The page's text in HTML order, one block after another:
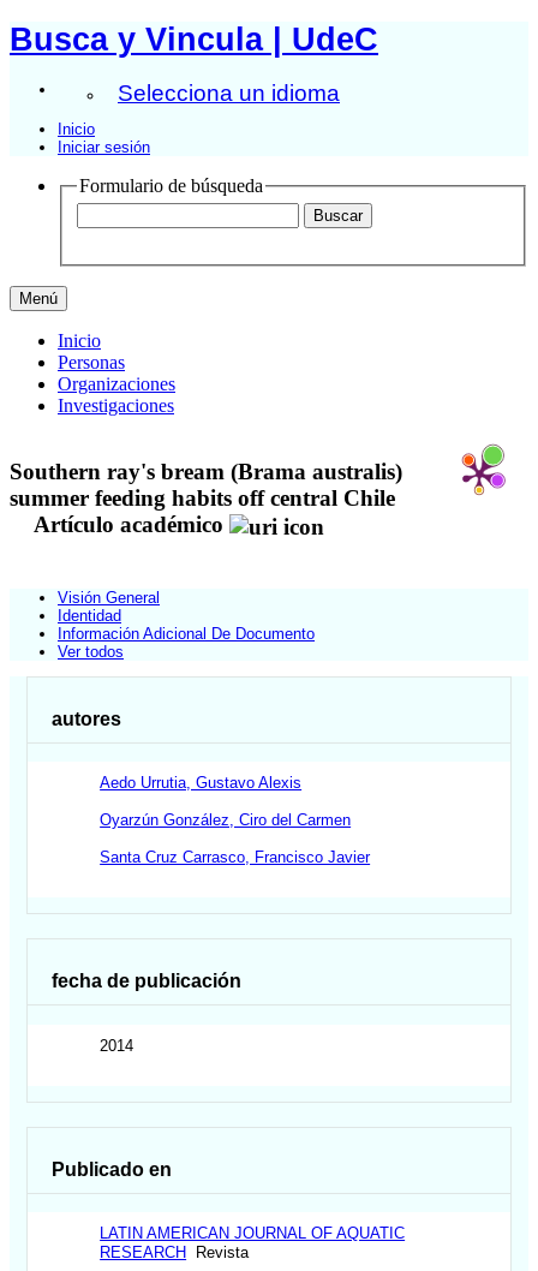
Busca y Vincula | UdeC
Selecciona un idioma
Inicio
Iniciar sesión
Formulario de búsqueda
Menú
Inicio
Personas
Organizaciones
Investigaciones
Southern ray's bream (Brama australis)
summer feeding habits off central Chile
Artículo académico
Visión General
Identidad
Información Adicional De Documento
Ver todos
autores
Aedo Urrutia, Gustavo Alexis
Oyarzún González, Ciro del Carmen
Santa Cruz Carrasco, Francisco Javier
fecha de publicación
2014
Publicado en
LATIN AMERICAN JOURNAL OF AQUATIC
RESEARCH Revista